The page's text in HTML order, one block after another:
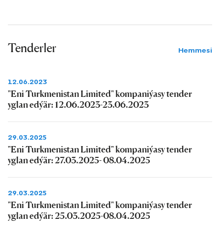
Tenderler Hemmesi
12.06.2023
"Eni Turkmenistan Limited" kompaniýasy tender
yglan edýär: 12.06.2023-23.06.2023
29.03.2025
"Eni Turkmenistan Limited" kompaniýasy tender
yglan edýär: 27.03.2025- 08.04.2025
29.03.2025
"Eni Turkmenistan Limited" kompaniýasy tender
yglan edýär: 25.03.2025-08.04.2025